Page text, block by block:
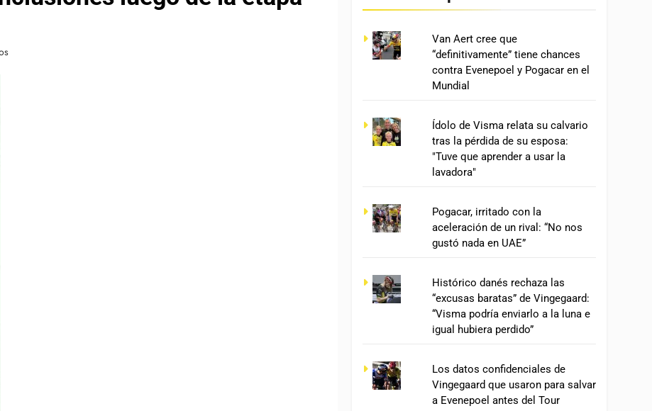
Van Aert cree que
“definitivamente” tiene chances
contra Evenepoel y Pogacar en el
Mundial
Ídolo de Visma relata su calvario
tras la pérdida de su esposa:
"Tuve que aprender a usar la
lavadora"
Pogacar, irritado con la
aceleración de un rival: “No nos
gustó nada en UAE”
Histórico danés rechaza las
“excusas baratas” de Vingegaard:
“Visma podría enviarlo a la luna e
igual hubiera perdido”
Los datos confidenciales de
Vingegaard que usaron para salvar
a Evenepoel antes del Tour